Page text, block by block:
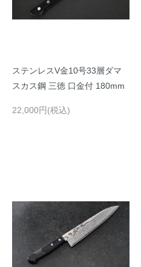
ステンレスV金10号33層ダマ
スカス鋼 三徳 口金付 180mm
22,000円(税込)